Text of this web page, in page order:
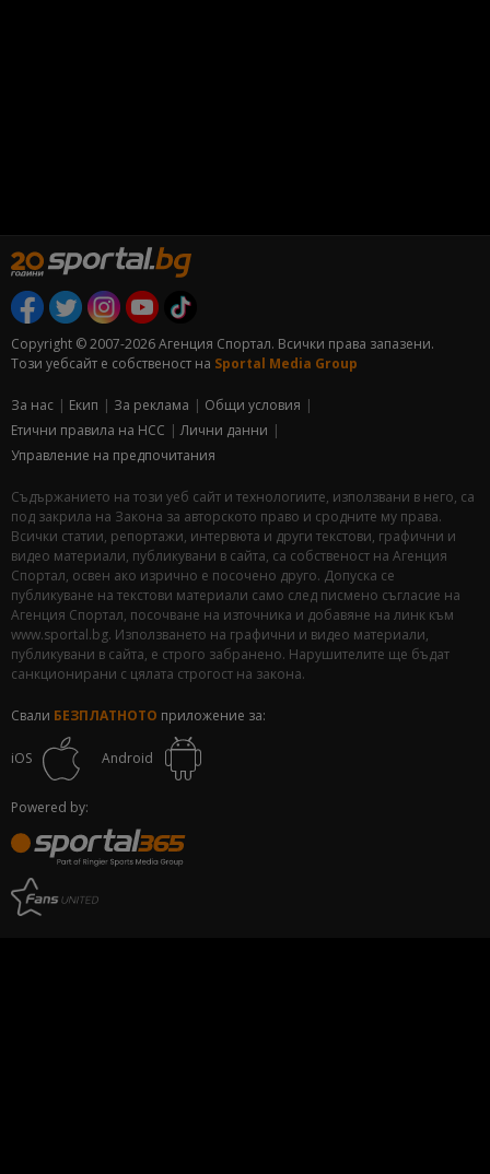
Copyright © 2007-2026 Агенция Спортал. Всички права запазени.
Този уебсайт е собственост на Sportal Media Group
За нас Екип За рекламa
Общи условия
Етични правила на НСС
Лични данни
Управление на предпочитания
Съдържанието на този уеб сайт и технологиите, използвани в него, са
под закрила на Закона за авторското право и сродните му права.
Всички статии, репортажи, интервюта и други текстови, графични и
видео материали, публикувани в сайта, са собственост на Агенция
Спортал, освен ако изрично е посочено друго. Допуска се
публикуване на текстови материали само след писмено съгласие на
Агенция Спортал, посочване на източника и добавяне на линк към
www.sportal.bg. Използването на графични и видео материали,
публикувани в сайта, е строго забранено. Нарушителите ще бъдат
санкционирани с цялата строгост на закона.
Свали БЕЗПЛАТНОТО приложение за:
iOS Android
Powered by: